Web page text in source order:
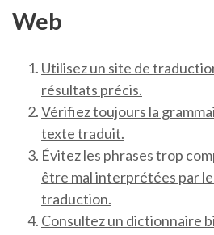
Web
Utilisez un site de
résultats précis.
Vérifiez toujours la
texte traduit.
Évitez les phrases trop
être mal interprétées par
traduction.
Consultez un dictionnaire